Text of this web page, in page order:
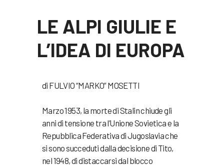
LE ALPI GIULIE E
L’IDEA DI EUROPA
di FULVIO “MARKO” MOSETTI
Marzo 1953, la morte di Stalin chiude gli
anni di tensione tra l’Unione Sovietica e la
Repubblica Federativa di Jugoslavia che
si sono succeduti dalla decisione di Tito,
nel 1948, di distaccarsi dal blocco